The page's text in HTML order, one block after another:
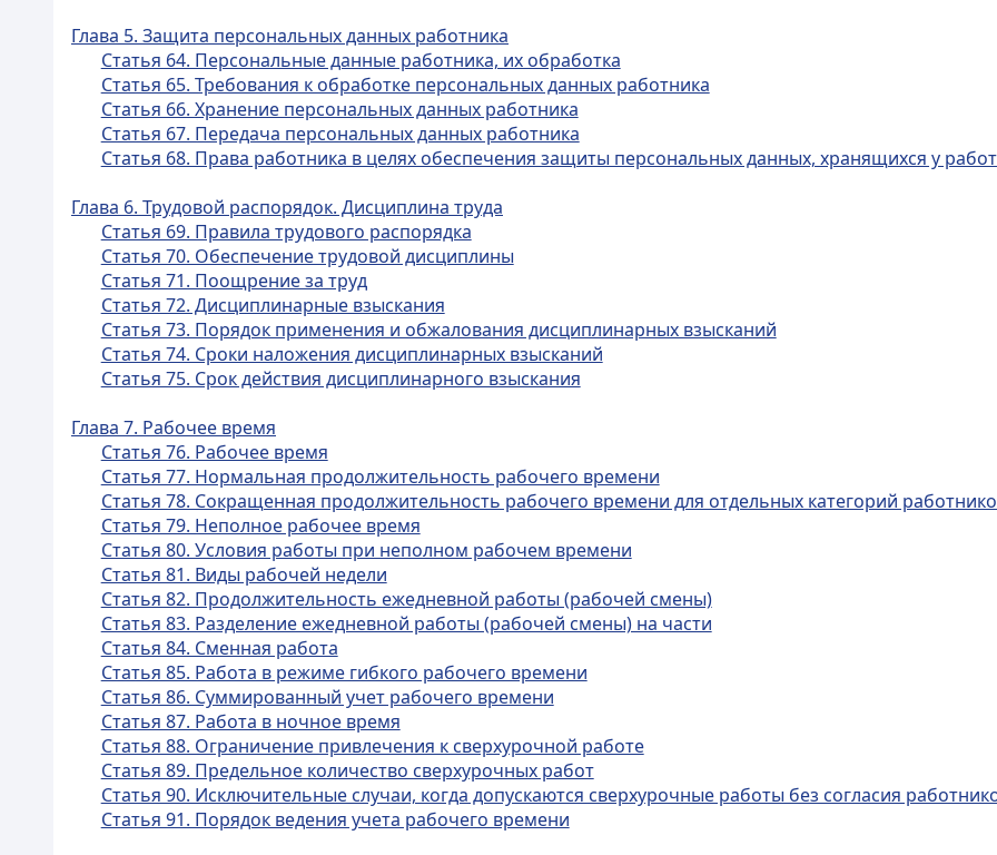
Глава 5. Защита персональных данных работника
Статья 64. Персональные данные работника, их обработка
Статья 65. Требования к обработке персональных данных работника
Статья 66. Хранение персональных данных работника
Статья 67. Передача персональных данных работника
Статья 68. Права работника в целях обеспечения защиты персональных данных, хранящихся у
Глава 6. Трудовой распорядок. Дисциплина труда
Статья 69. Правила трудового распорядка
Статья 70. Обеспечение трудовой дисциплины
Статья 71. Поощрение за труд
Статья 72. Дисциплинарные взыскания
Статья 73. Порядок применения и обжалования дисциплинарных взысканий
Статья 74. Сроки наложения дисциплинарных взысканий
Статья 75. Срок действия дисциплинарного взыскания
Глава 7. Рабочее время
Статья 76. Рабочее время
Статья 77. Нормальная продолжительность рабочего времени
Статья 78. Сокращенная продолжительность рабочего времени для отдельных категорий
Статья 79. Неполное рабочее время
Статья 80. Условия работы при неполном рабочем времени
Статья 81. Виды рабочей недели
Статья 82. Продолжительность ежедневной работы (рабочей смены)
Статья 83. Разделение ежедневной работы (рабочей смены) на части
Статья 84. Сменная работа
Статья 85. Работа в режиме гибкого рабочего времени
Статья 86. Суммированный учет рабочего времени
Статья 87. Работа в ночное время
Статья 88. Ограничение привлечения к сверхурочной работе
Статья 89. Предельное количество сверхурочных работ
Статья 90. Исключительные случаи, когда допускаются сверхурочные работы без согласия
Статья 91. Порядок ведения учета рабочего времени